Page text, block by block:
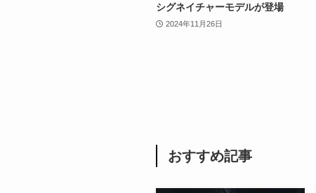
シグネイチャーモデルが登場
2024年11月26日
おすすめ記事